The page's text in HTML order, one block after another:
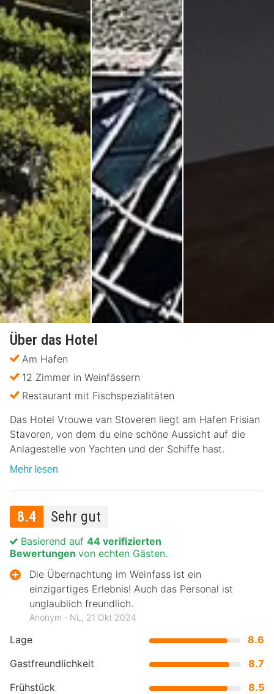
Über das Hotel
Am Hafen
12 Zimmer in Weinfässern
Restaurant mit Fischspezialitäten
Das Hotel Vrouwe van Stoveren liegt am Hafen Frisian
Stavoren, von dem du eine schöne Aussicht auf die
Anlagestelle von Yachten und der Schiffe hast.
Mehr lesen
8.4 Sehr gut
Lage
8.6
Gastfreundlichkeit
8.7
Frühstück
8.5
Basierend auf 44 verifizierten
Bewertungen von echten Gästen.
Die Übernachtung im Weinfass ist ein
einzigartiges Erlebnis! Auch das Personal ist
unglaublich freundlich.
Anonym ‐ NL, 21 Okt 2024